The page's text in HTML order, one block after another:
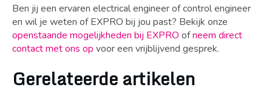
Ben jij een ervaren electrical engineer of control engineer
en wil je weten of EXPRO bij jou past? Bekijk onze
openstaande mogelijkheden bij EXPRO ofneem direct
contact met ons op voor een vrijblijvend gesprek.
Gerelateerde artikelen